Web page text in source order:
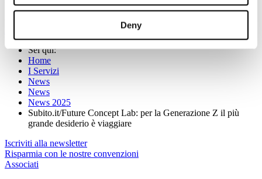
Deny
(Per maggiori informazioni: www.subito.it;
http://www.futureconceptlab.com/?lang=it
Sei qui:
Home
I Servizi
News
News
News 2025
Subito.it/Future Concept Lab: per la Generazione Z il più
grande desiderio è viaggiare
Iscriviti alla newsletter
Risparmia con le nostre convenzioni
Associati